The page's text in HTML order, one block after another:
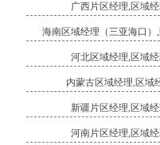
广西片区经理,区域
海南区域经理（三亚海口）
河北区域经理,区域
内蒙古区域经理,区域
新疆片区经理,区域
河南片区经理,区域